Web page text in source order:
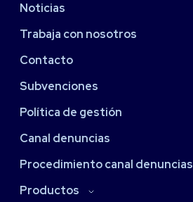
Noticias
Trabaja con nosotros
Contacto
Subvenciones
Política de gestión
Canal denuncias
Procedimiento canal denuncias
Productos